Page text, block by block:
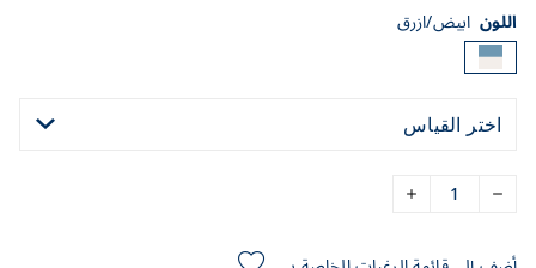
اللون ابيض/ازرق
اختر القياس